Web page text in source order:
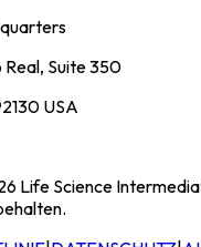
Real, Suite 350
USA
Life Science